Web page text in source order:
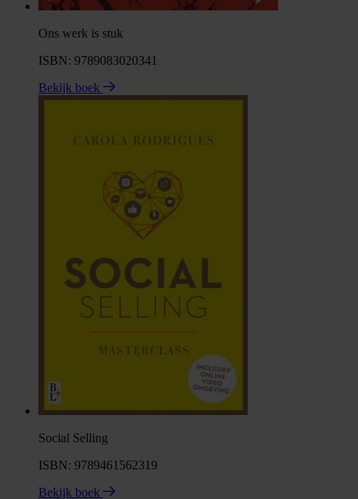
Ons werk is stuk
ISBN: 9789083020341
Bekijk boek
Social Selling
ISBN: 9789461562319
Bekijk boek